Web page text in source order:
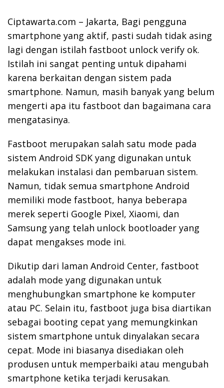
Ciptawarta.com – Jakarta, Bagi pengguna
smartphone yang aktif, pasti sudah tidak asing
lagi dengan istilah fastboot unlock verify ok.
Istilah ini sangat penting untuk dipahami
karena berkaitan dengan sistem pada
smartphone. Namun, masih banyak yang belum
mengerti apa itu fastboot dan bagaimana cara
mengatasinya.
Fastboot merupakan salah satu mode pada
sistem Android SDK yang digunakan untuk
melakukan instalasi dan pembaruan sistem.
Namun, tidak semua smartphone Android
memiliki mode fastboot, hanya beberapa
merek seperti Google Pixel, Xiaomi, dan
Samsung yang telah unlock bootloader yang
dapat mengakses mode ini.
Dikutip dari laman Android Center, fastboot
adalah mode yang digunakan untuk
menghubungkan smartphone ke komputer
atau PC. Selain itu, fastboot juga bisa diartikan
sebagai booting cepat yang memungkinkan
sistem smartphone untuk dinyalakan secara
cepat. Mode ini biasanya disediakan oleh
produsen untuk memperbaiki atau mengubah
smartphone ketika terjadi kerusakan.